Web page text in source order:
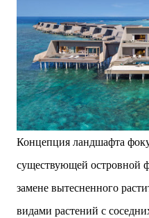
Концепция ландшафта
существующей островной
замене вытесненного
видами растений с